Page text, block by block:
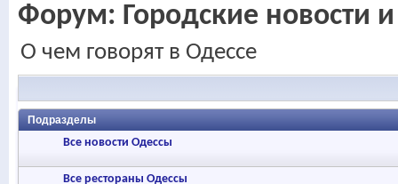
Форум: Городские новости
О чем говорят в Одессе
Подразделы
Все новости Одессы
Все рестораны Одессы